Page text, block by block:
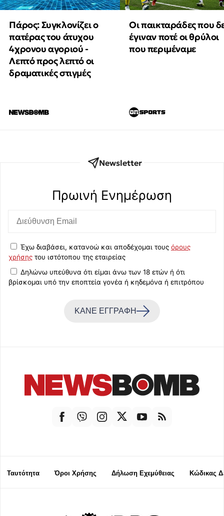
Πάρος: Συγκλονίζει ο
πατέρας του άτυχου
4χρονου αγοριού -
Λεπτό προς λεπτό οι
δραματικές στιγμές
Οι παικταράδες που
έγιναν ποτέ οι θρύλοι
που περιμέναμε
Newsletter
Πρωινή Eνημέρωση
Έχω διαβάσει, κατανοώ και αποδέχομαι τους όρους
χρήσης του ιστότοπου της εταιρείας
Δηλώνω υπεύθυνα ότι είμαι άνω των 18 ετών ή ότι
βρίσκομαι υπό την εποπτεία γονέα ή κηδεμόνα ή επιτρόπου
ΚΑΝΕ ΕΓΓΡΑΦΗ
Ταυτότητα Όροι Χρήσης Δήλωση Εχεμύθειας Κώδικας